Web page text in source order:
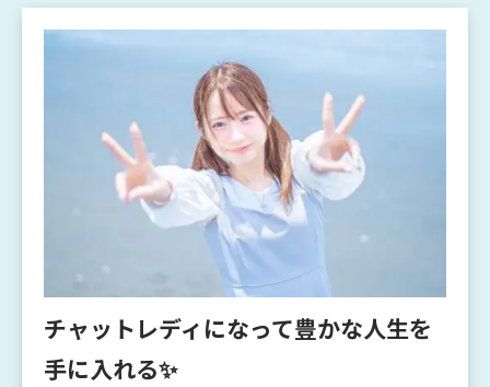
チャットレディになって豊かな人生を
手に入れる✨